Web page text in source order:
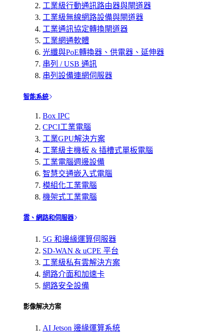
工業級行動通訊路由器與閘道器
工業級無線網路設備與閘道器
工業通訊協定轉換閘道器
工業網通軟體
光纖與PoE轉換器、供電器、延伸器
串列 / USB 通訊
串列設備連網伺服器
智能系統
Box IPC
CPCI工業電腦
工業GPU解決方案
工業級主機板 & 插槽式單板電腦
工業電腦週邊設備
智慧交通嵌入式電腦
模組化工業電腦
機架式工業電腦
雲、網路和伺服器
5G 和邊緣運算伺服器
SD-WAN & uCPE 平台
工業級私有雲解決方案
網路介面和加速卡
網路安全設備
影像解决方案
AI Jetson 邊緣運算系統